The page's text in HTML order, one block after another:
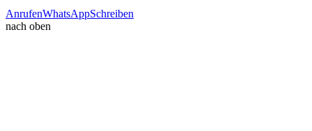
AnrufenWhatsAppSchreiben
nach oben